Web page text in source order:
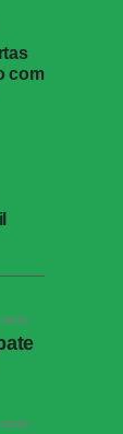
com
atrás
atrás